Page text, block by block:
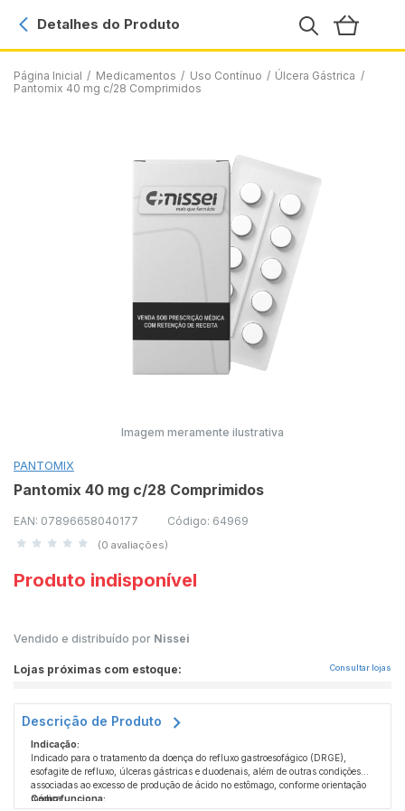
Página Inicial / Medicamentos / Uso Contínuo / Úlcera Gástrica /
Pantomix 40 mg c/28 Comprimidos
Detalhes do Produto
Imagem meramente ilustrativa
PANTOMIX
Pantomix 40 mg c/28 Comprimidos
EAN: 07896658040177 Código: 64969
(0 avaliações)
Produto indisponível
Vendido e distribuído por Nissei
Lojas próximas com estoque: Consultar lojas
Descrição de Produto
Indicação:
Indicado para o tratamento da doença do refluxo gastroesofágico (DRGE),
esofagite de refluxo, úlceras gástricas e duodenais, além de outras condições
associadas ao excesso de produção de ácido no estômago, conforme orientação
médica.
Como funciona: